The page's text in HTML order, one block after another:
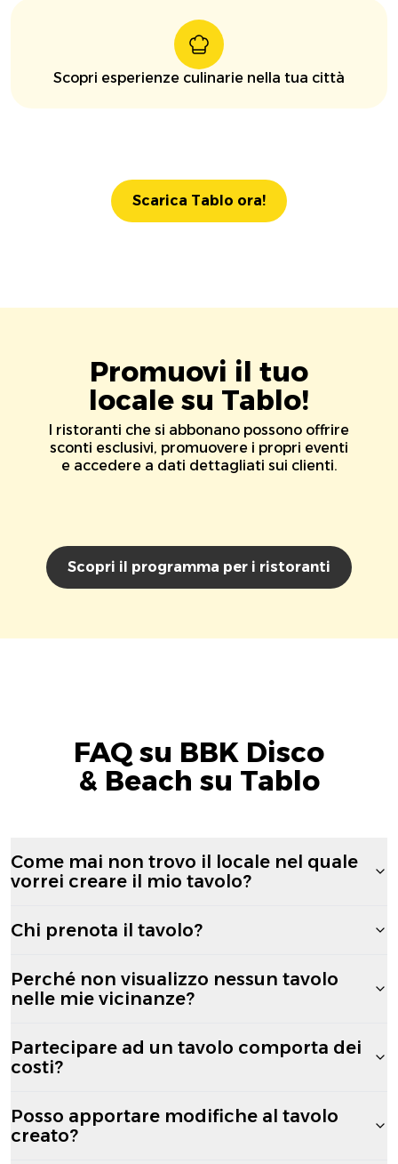
Scopri esperienze culinarie nella tua città
Scarica Tablo ora!
Promuovi il tuo
locale su Tablo!
I ristoranti che si abbonano possono offrire
sconti esclusivi, promuovere i propri eventi
e accedere a dati dettagliati sui clienti.
Scopri il programma per i ristoranti
FAQ su BBK Disco
& Beach su Tablo
Come mai non trovo il locale nel quale
vorrei creare il mio tavolo?
Chi prenota il tavolo?
Perché non visualizzo nessun tavolo
nelle mie vicinanze?
Partecipare ad un tavolo comporta dei
costi?
Posso apportare modifiche al tavolo
creato?